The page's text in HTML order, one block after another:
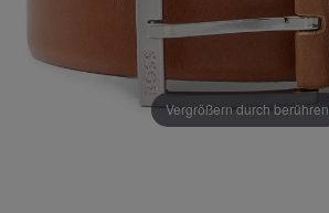
Vergrößern durch berühren